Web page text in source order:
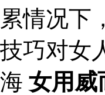
累情况下
技巧对女
海 女用威